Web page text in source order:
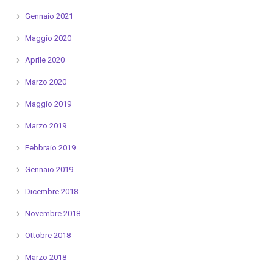
Gennaio 2021
Maggio 2020
Aprile 2020
Marzo 2020
Maggio 2019
Marzo 2019
Febbraio 2019
Gennaio 2019
Dicembre 2018
Novembre 2018
Ottobre 2018
Marzo 2018